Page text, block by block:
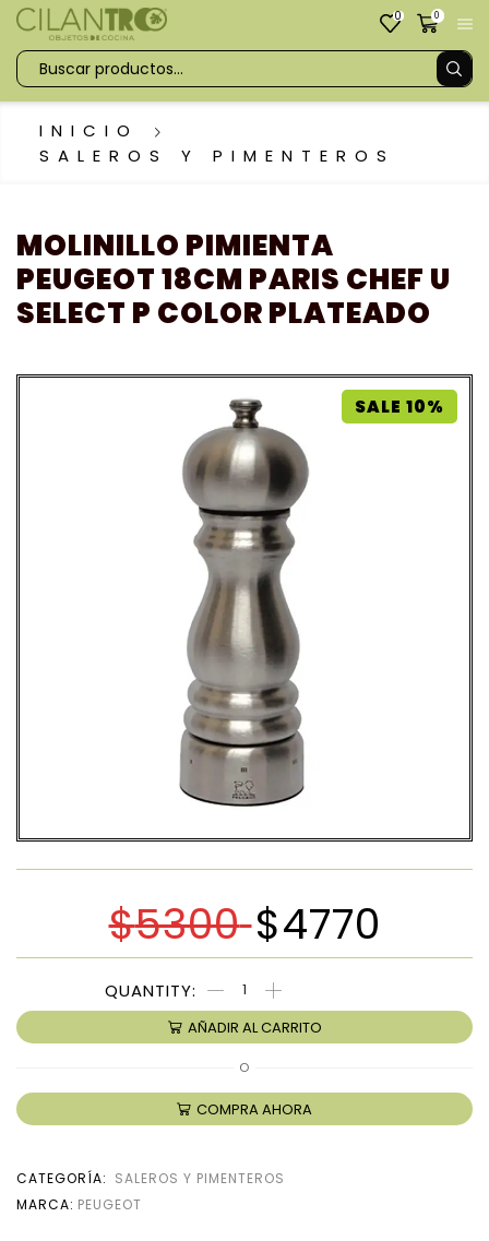
0 0
INICIO
SALEROS Y PIMENTEROS
MOLINILLO PIMIENTA
PEUGEOT 18CM PARIS CHEF U
SELECT P COLOR PLATEADO
SALE 10%
$5300 $4770
AÑADIR AL CARRITO
O
COMPRA AHORA
CATEGORÍA: SALEROS Y PIMENTEROS
MARCA: PEUGEOT